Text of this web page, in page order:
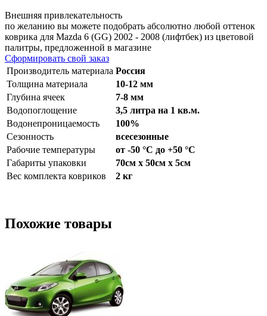
Внешняя привлекательность
по желанию вы можете подобрать абсолютно любой оттенок
коврика для Mazda 6 (GG) 2002 - 2008 (лифтбек) из цветовой
палитры, предложенной в магазине
Сформировать свой заказ
Производитель материала Россия
Толщина материала
10-12 мм
Глубина ячеек
7-8 мм
Водопоглощение
3,5 литра на 1 кв.м.
Водонепроницаемость
100%
Сезонность
всесезонные
Рабочие температуры
от -50 °С до +50 °С
Габариты упаковки
70см x 50см x 5см
Вес комплекта ковриков
2 кг
Похожие товары